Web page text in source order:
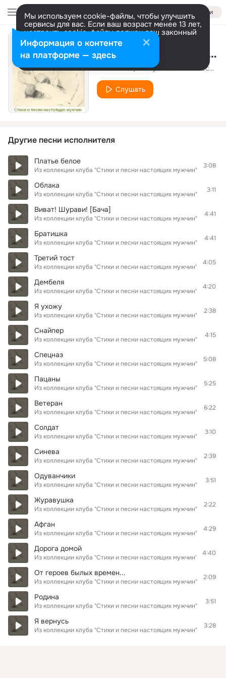
Войти
Мы используем cookie-файлы, чтобы улучшить
сервисы для вас. Если ваш возраст менее 13 лет,
настроить cookie-файлы должен ваш законный
представитель. Больше информации
Разрешить все Настроить Зеленая фуражка (В. Бельдягин)
Из коллекции клуба "Стихи и песни настоящих мужчин"
Слушать
Другие песни исполнителя
Платье белое
Из коллекции клуба "Стихи и песни настоящих мужчин"
3:08
Облака
Из коллекции клуба "Стихи и песни настоящих мужчин"
3:11
Виват! Шурави! [Бача]
Из коллекции клуба "Стихи и песни настоящих мужчин"
4:41
Братишка
Из коллекции клуба "Стихи и песни настоящих мужчин"
4:41
Третий тост
Из коллекции клуба "Стихи и песни настоящих мужчин"
4:05
Дембеля
Из коллекции клуба "Стихи и песни настоящих мужчин"
4:20
Я ухожу
Из коллекции клуба "Стихи и песни настоящих мужчин"
2:38
Снайпер
Из коллекции клуба "Стихи и песни настоящих мужчин"
4:15
Спецназ
Из коллекции клуба "Стихи и песни настоящих мужчин"
5:08
Пацаны
Из коллекции клуба "Стихи и песни настоящих мужчин"
5:25
Ветеран
Из коллекции клуба "Стихи и песни настоящих мужчин"
6:22
Солдат
Из коллекции клуба "Стихи и песни настоящих мужчин"
3:10
Синева
Из коллекции клуба "Стихи и песни настоящих мужчин"
2:39
Одуванчики
Из коллекции клуба "Стихи и песни настоящих мужчин"
3:51
Журавушка
Из коллекции клуба "Стихи и песни настоящих мужчин"
2:22
Афган
Из коллекции клуба "Стихи и песни настоящих мужчин"
4:29
Дорога домой
Из коллекции клуба "Стихи и песни настоящих мужчин"
4:40
От героев былых времен...
Из коллекции клуба "Стихи и песни настоящих мужчин"
2:09
Родина
Из коллекции клуба "Стихи и песни настоящих мужчин"
3:51
Я вернусь
Из коллекции клуба "Стихи и песни настоящих мужчин"
3:28
Информация о контенте
на платформе — здесь